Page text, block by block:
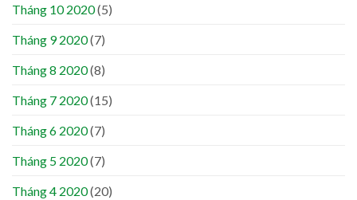
Tháng 10 2020(5)
Tháng 9 2020(7)
Tháng 8 2020(8)
Tháng 7 2020(15)
Tháng 6 2020(7)
Tháng 5 2020(7)
Tháng 4 2020(20)